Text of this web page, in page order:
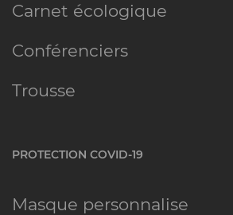
Carnet écologique
Conférenciers
Trousse
PROTECTION COVID-19
Masque personnalise